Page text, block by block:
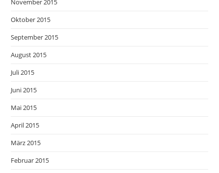
November 2015
Oktober 2015
September 2015
August 2015
Juli 2015
Juni 2015
Mai 2015
April 2015
März 2015
Februar 2015